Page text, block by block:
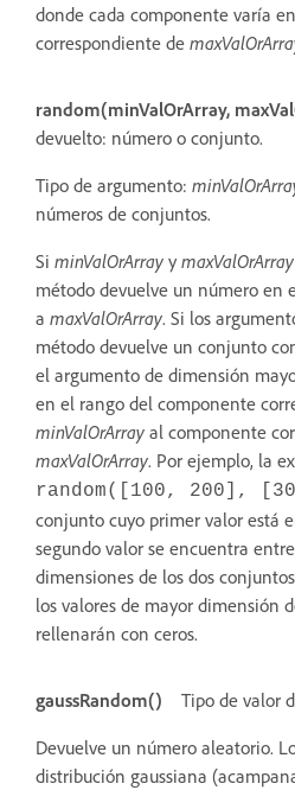
donde cada componente varía
correspondiente de
random(minValOrArray,
devuelto: número o conjunto.
Tipo de argumento:
números de conjuntos.
Si minValOrArray y maxValOrArray
método devuelve un número en
a maxValOrArray. Si los
método devuelve un conjunto
el argumento de dimensión
en el rango del componente
minValOrArray al componente
maxValOrArray. Por ejemplo, la
random([100, 200],
conjunto cuyo primer valor está
segundo valor se encuentra
dimensiones de los dos
los valores de mayor dimensión
rellenarán con ceros.
gaussRandom()
Tipo de valor
Devuelve un número aleatorio.
distribución gaussiana